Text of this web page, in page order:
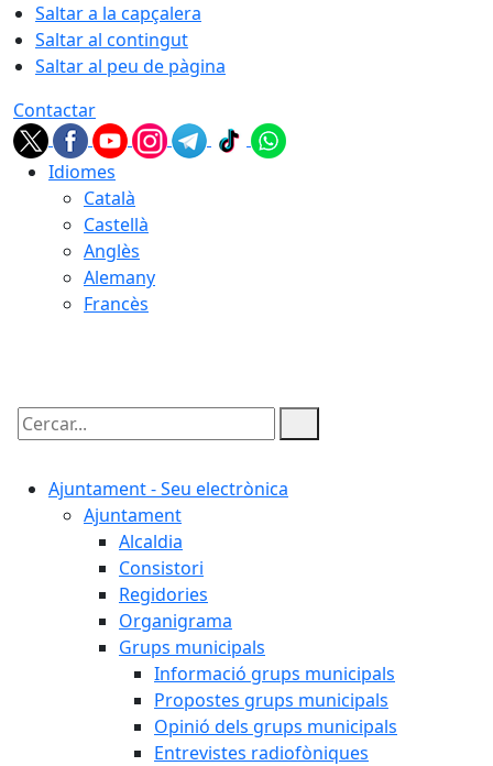
Saltar a la capçalera
Saltar al contingut
Saltar al peu de pàgina
Contactar
Idiomes
Català
Castellà
Anglès
Alemany
Francès
Cercar:
Ajuntament - Seu electrònica
Ajuntament
Alcaldia
Consistori
Regidories
Organigrama
Grups municipals
Informació grups municipals
Propostes grups municipals
Opinió dels grups municipals
Entrevistes radiofòniques